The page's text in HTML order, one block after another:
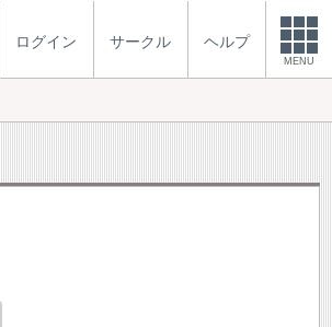
ログイン サークル ヘルプ
MENU